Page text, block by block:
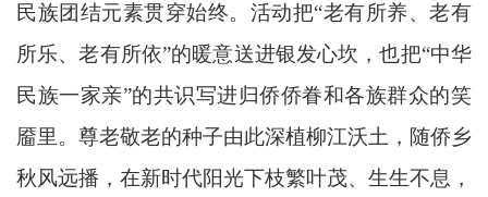
民族团结元素贯穿始终。活动把“老有所养、老有
所乐、老有所依”的暖意送进银发心坎，也把“中华
民族一家亲”的共识写进归侨侨眷和各族群众的笑
靥里。尊老敬老的种子由此深植柳江沃土，随侨乡
秋风远播，在新时代阳光下枝繁叶茂、生生不息，